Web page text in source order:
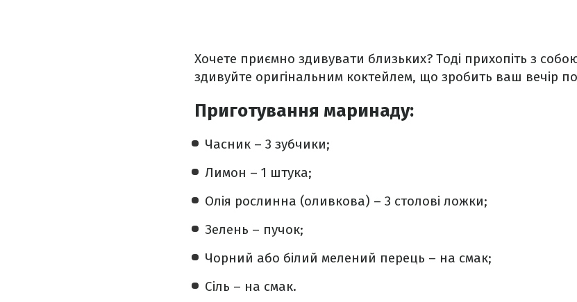
Хочете приємно здивувати близьких? Тоді прихопіть з
здивуйте оригінальним коктейлем, що зробить ваш вечір
Приготування маринаду:
Часник – 3 зубчики;
Лимон – 1 штука;
Олія рослинна (оливкова) – 3 столові ложки;
Зелень – пучок;
Чорний або білий мелений перець – на смак;
Сіль – на смак.